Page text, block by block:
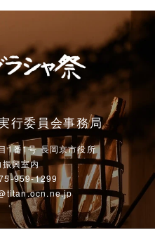
行委員会事務局
1番1号 長岡京市役所
振興室内
959-1299